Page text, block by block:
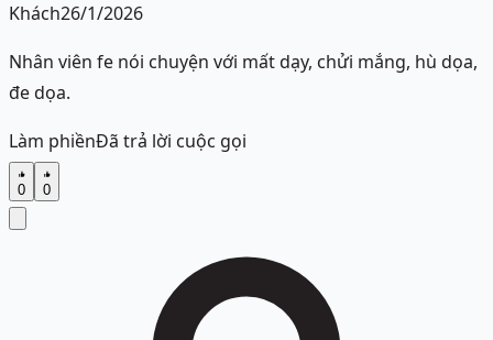
Khách26/1/2026
Nhân viên fe nói chuyện với mất dạy, chửi mắng, hù dọa,
đe dọa.
Làm phiềnĐã trả lời cuộc gọi
0 0